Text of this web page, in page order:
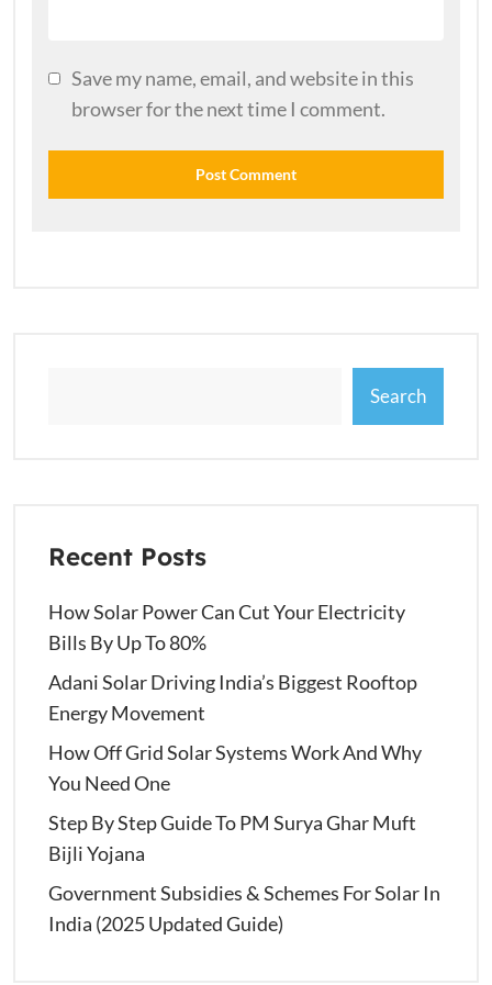
Save my name, email, and website in this
browser for the next time I comment.
Search
Recent Posts
How Solar Power Can Cut Your Electricity
Bills By Up To 80%
Adani Solar Driving India’s Biggest Rooftop
Energy Movement
How Off Grid Solar Systems Work And Why
You Need One
Step By Step Guide To PM Surya Ghar Muft
Bijli Yojana
Government Subsidies & Schemes For Solar In
India (2025 Updated Guide)